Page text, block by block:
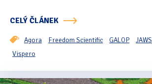
CELÝ ČLÁNEK
Agora Freedom Scientific GALOP JAWS
Vispero